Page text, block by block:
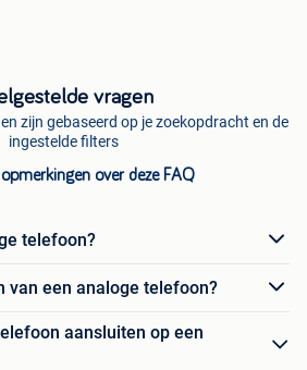
vragen
zijn gebaseerd op je zoekopdracht en de
ingestelde filters
opmerkingen over deze FAQ
telefoon?
van een analoge telefoon?
aansluiten op een